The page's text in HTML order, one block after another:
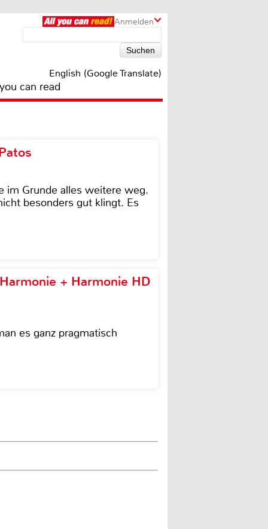
Anmelden
English (Google Translate)
can read
im Grunde alles weitere weg.
besonders gut klingt. Es
+ Harmonie HD
es ganz pragmatisch